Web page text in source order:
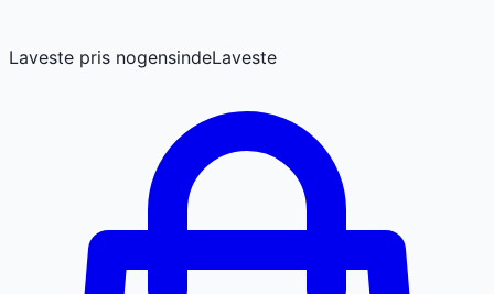
Laveste pris nogensindeLaveste